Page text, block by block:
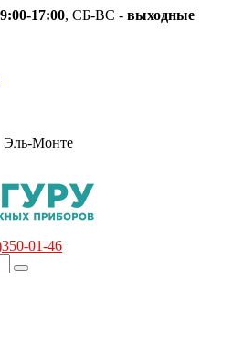
17:00, СБ-ВС - выходные
Эль-Монте
01-46